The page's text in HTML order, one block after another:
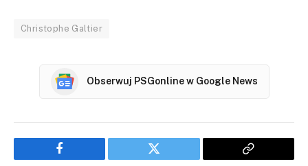
Christophe Galtier
Obserwuj PSGonline w Google News
Facebook Twitter
Copy